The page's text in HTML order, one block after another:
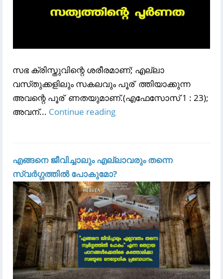
സഭ ക്രിസ്തുവിന്റെ ശരീരമാണ്‌; എല്ലാ
വസ്‌തുക്കളിലും സകലവും പൂര് ‍ ത്തിയാക്കുന്ന
അവന്റെ പൂര് ‍ ണതയുമാണ്‌.(എഫേസോസ്‌ 1 : 23);
അവന്... Continue reading
എങ്ങനെ ജീവിച്ചാലും എല്ലാവരും തന്നെ
സ്വർഗ്ഗത്തിൽ പോകുമോ?